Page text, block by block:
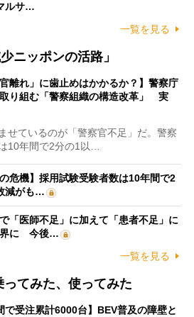
ルサ…
一覧を見る
ニッポンの活路」
官離れ」に歯止めはかかるか？】警察庁
り組む「警察組織の構造改革」 実
せているのが「警察官不足」だ。警察
10年間で2分の1以…
危機】採用試験受験者数は10年間で2
減がも…
「医師不足」に加えて「患者不足」に
界に 今後…
一覧を見る
てみた、使ってみた
で受注累計6000台】BEV普及の障壁と